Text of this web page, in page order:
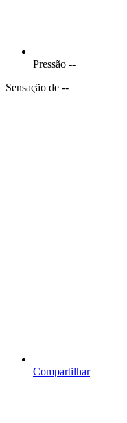
Pressão --
Sensação de --
Compartilhar